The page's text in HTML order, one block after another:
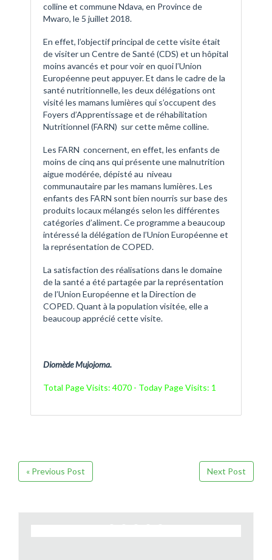
colline et commune Ndava, en Province de
Mwaro, le 5 juillet 2018.
En effet, l’objectif principal de cette visite était
de visiter un Centre de Santé (CDS) et un hôpital
moins avancés et pour voir en quoi l’Union
Européenne peut appuyer. Et dans le cadre de la
santé nutritionnelle, les deux délégations ont
visité les mamans lumières qui s’occupent des
Foyers d’Apprentissage et de réhabilitation
Nutritionnel (FARN) sur cette même colline.
Les FARN concernent, en effet, les enfants de
moins de cinq ans qui présente une malnutrition
aigue modérée, dépisté au niveau
communautaire par les mamans lumières. Les
enfants des FARN sont bien nourris sur base des
produits locaux mélangés selon les différentes
catégories d’aliment. Ce programme a beaucoup
intéressé la délégation de l’Union Européenne et
la représentation de COPED.
La satisfaction des réalisations dans le domaine
de la santé a été partagée par la représentation
de l’Union Européenne et la Direction de
COPED. Quant à la population visitée, elle a
beaucoup apprécié cette visite.
La Délégation COPED-Union
Européenne À Ndava-Mwaro
Diomède Mujojoma.
Total Page Visits: 4070 - Today Page Visits: 1
« Previous Post Next Post